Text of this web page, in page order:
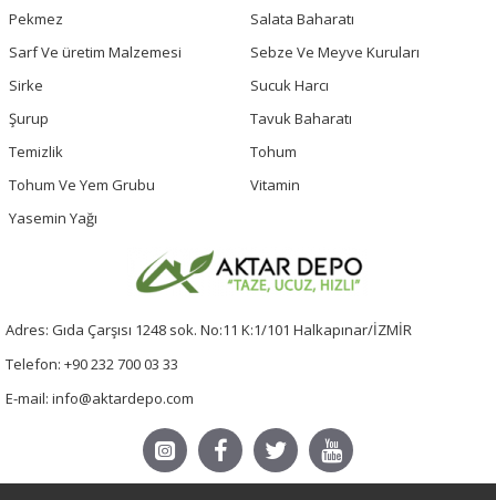
Pekmez
Salata Baharatı
Sarf Ve üretim Malzemesi
Sebze Ve Meyve Kuruları
Sirke
Sucuk Harcı
Şurup
Tavuk Baharatı
Temizlik
Tohum
Tohum Ve Yem Grubu
Vitamin
Yasemin Yağı
Adres: Gıda Çarşısı 1248 sok. No:11 K:1/101 Halkapınar/İZMİR
Telefon: +90 232 700 03 33
E-mail: info@aktardepo.com